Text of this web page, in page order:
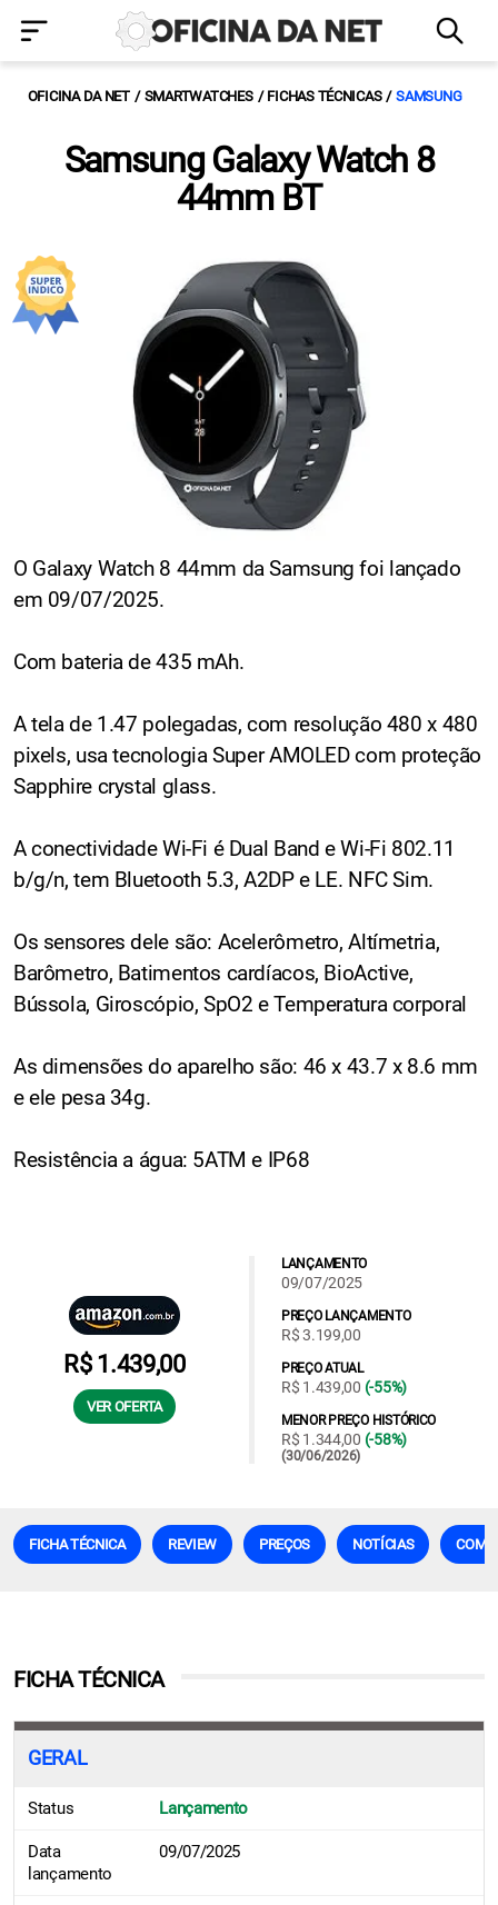
OFICINA DA NET SMARTWATCHES FICHAS TÉCNICAS SAMSUNG
Samsung Galaxy Watch 8
44mm BT
R$ 1.439,00
VER OFERTA
LANÇAMENTO
09/07/2025
PREÇO LANÇAMENTO
R$ 3.199,00
PREÇO ATUAL
R$ 1.439,00 (-55%)
MENOR PREÇO HISTÓRICO
R$ 1.344,00 (-58%)
(30/06/2026)
O Galaxy Watch 8 44mm da Samsung foi lançado
em 09/07/2025.
Com bateria de 435 mAh.
A tela de 1.47 polegadas, com resolução 480 x 480
pixels, usa tecnologia Super AMOLED com proteção
Sapphire crystal glass.
A conectividade Wi-Fi é Dual Band e Wi-Fi 802.11
b/g/n, tem Bluetooth 5.3, A2DP e LE. NFC Sim.
Os sensores dele são: Acelerômetro, Altímetria,
Barômetro, Batimentos cardíacos, BioActive,
Bússola, Giroscópio, SpO2 e Temperatura corporal
As dimensões do aparelho são: 46 x 43.7 x 8.6 mm
e ele pesa 34g.
Resistência a água: 5ATM e IP68
FICHA TÉCNICA REVIEW PREÇOS NOTÍCIAS
FICHA TÉCNICA
GERAL
Status Lançamento
Data
lançamento
09/07/2025